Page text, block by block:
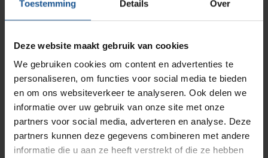
Toestemming Details Over
Deze website maakt gebruik van cookies
We gebruiken cookies om content en advertenties te
personaliseren, om functies voor social media te bieden
en om ons websiteverkeer te analyseren. Ook delen we
informatie over uw gebruik van onze site met onze
partners voor social media, adverteren en analyse. Deze
partners kunnen deze gegevens combineren met andere
informatie die u aan ze heeft verstrekt of die ze hebben
hightech industrie, en afvalinzamelaars en logistiek en
Systems speelt zowel op standaard als specifieke
maatwerk vraagstukken snel en flexibel in op
klantspecificaties en komt daarmee tot creatieve en
efficiënte oplossingen.
Het productassortiment van VE-Systems is overzichtelijk
gerangschikt en door de handige filters vindt u snel het
juiste product binnen ons uitgebreide assortiment. Direct al
behoefte aan contact met een medewerker die kennis heeft
Branches
Ziekenhuizen en klinieken
Solutions
RVS Werkplekinrichting
Modulaire Inrichtingssystemen
Productlijnen
Medische afvalverpakkingen
Infectiepreventie en hygiëne
Opslagmogelijkheden
Septodry
Metro
Zarges
Ons team
Klantcases
Vacatures